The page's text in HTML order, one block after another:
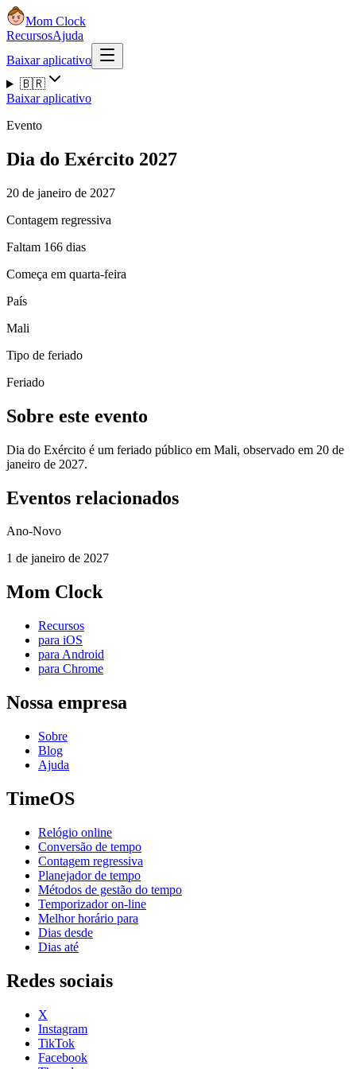
Mom Clock
RecursosAjuda
Baixar aplicativo
🇧🇷
Baixar aplicativo
Evento
Dia do Exército 2027
20 de janeiro de 2027
Contagem regressiva
Faltam 166 dias
Começa em quarta-feira
País
Mali
Tipo de feriado
Feriado
Sobre este evento
Dia do Exército é um feriado público em Mali, observado em 20 de
janeiro de 2027.
Eventos relacionados
Ano-Novo
1 de janeiro de 2027
Mom Clock
Recursos
para iOS
para Android
para Chrome
Nossa empresa
Sobre
Blog
Ajuda
TimeOS
Relógio online
Conversão de tempo
Contagem regressiva
Planejador de tempo
Métodos de gestão do tempo
Temporizador on-line
Melhor horário para
Dias desde
Dias até
Redes sociais
X
Instagram
TikTok
Facebook